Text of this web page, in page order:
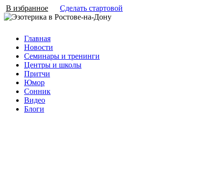
В избранное Сделать стартовой
Главная
Новости
Семинары и тренинги
Центры и школы
Притчи
Юмор
Сонник
Видео
Блоги